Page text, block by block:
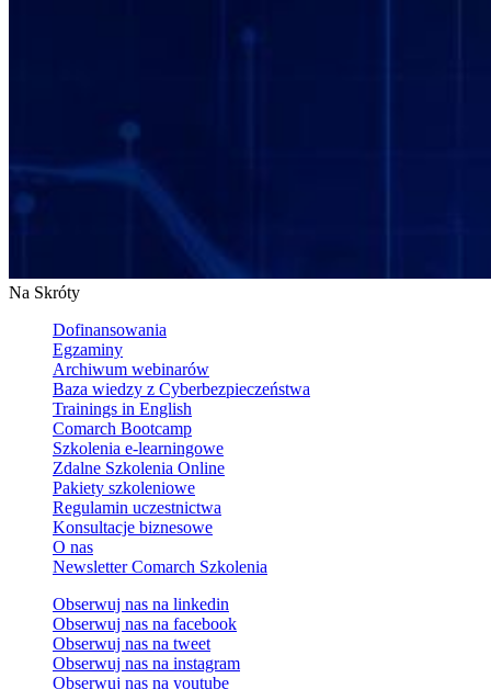
Na Skróty
Dofinansowania
Egzaminy
Archiwum webinarów
Baza wiedzy z Cyberbezpieczeństwa
Trainings in English
Comarch Bootcamp
Szkolenia e-learningowe
Zdalne Szkolenia Online
Pakiety szkoleniowe
Regulamin uczestnictwa
Konsultacje biznesowe
O nas
Newsletter Comarch Szkolenia
Obserwuj nas na linkedin
Obserwuj nas na facebook
Obserwuj nas na tweet
Obserwuj nas na instagram
Obserwuj nas na youtube